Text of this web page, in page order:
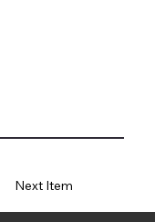
Next Item